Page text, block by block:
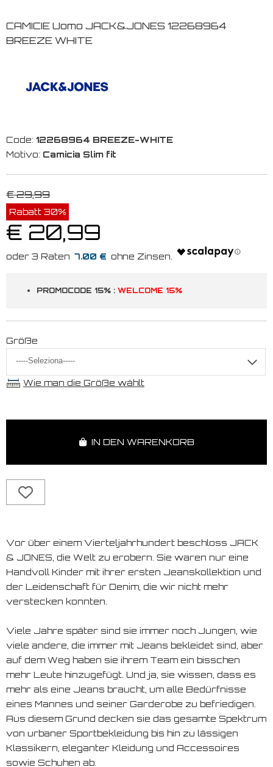
CAMICIE Uomo JACK&JONES 12268964
BREEZE WHITE
Code: 12268964 BREEZE-WHITE
Motivo: Camicia Slim fit
€ 29,99
Rabatt 30%
€ 20,99
7.00 €
PROMOCODE 15% : WELCOME 15%
Größe
Wie man die Größe wählt
IN DEN WARENKORB
Vor über einem Vierteljahrhundert beschloss JACK
& JONES, die Welt zu erobern. Sie waren nur eine
Handvoll Kinder mit ihrer ersten Jeanskollektion und
der Leidenschaft für Denim, die wir nicht mehr
verstecken konnten.
Viele Jahre später sind sie immer noch Jungen, wie
viele andere, die immer mit Jeans bekleidet sind, aber
auf dem Weg haben sie ihrem Team ein bisschen
mehr Leute hinzugefügt. Und ja, sie wissen, dass es
mehr als eine Jeans braucht, um alle Bedürfnisse
eines Mannes und seiner Garderobe zu befriedigen.
Aus diesem Grund decken sie das gesamte Spektrum
von urbaner Sportbekleidung bis hin zu lässigen
Klassikern, eleganter Kleidung und Accessoires
sowie Schuhen ab.